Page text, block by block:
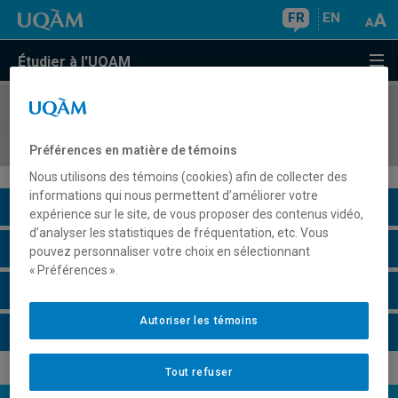
FR EN
Étudier à l'UQAM
COURS//
Description du cours
Horaire - Été 2026
Préférences en matière de témoins
Nous utilisons des témoins (cookies) afin de collecter des
informations qui nous permettent d’améliorer votre
expérience sur le site, de vous proposer des contenus vidéo,
d’analyser les statistiques de fréquentation, etc. Vous
pouvez personnaliser votre choix en sélectionnant
« Préférences ».
Tout refuser
Autoriser les témoins